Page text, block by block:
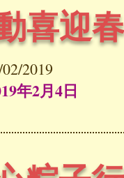
動喜迎
2019
年2月4日